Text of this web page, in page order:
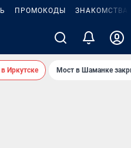
ПРОМОКОДЫ ЗНАКОМСТВА
Иркутске Мост в Шаманке